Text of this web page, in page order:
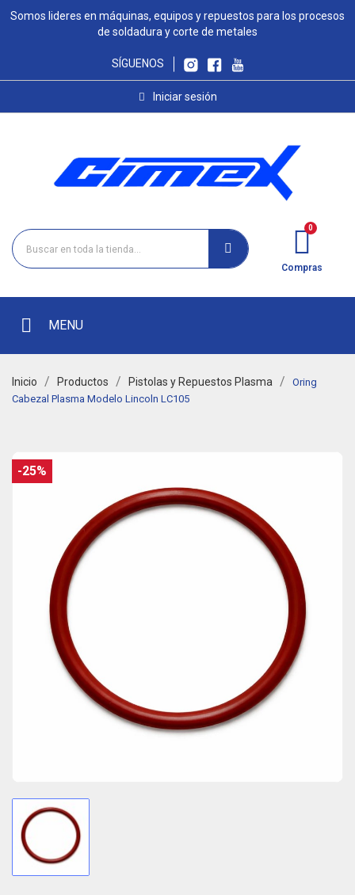
Somos lideres en máquinas, equipos y repuestos para los procesos
de soldadura y corte de metales
SÍGUENOS
Iniciar sesión
Compras
MENU
Inicio Productos Pistolas y Repuestos Plasma
Oring
Cabezal Plasma Modelo Lincoln LC105
-25%